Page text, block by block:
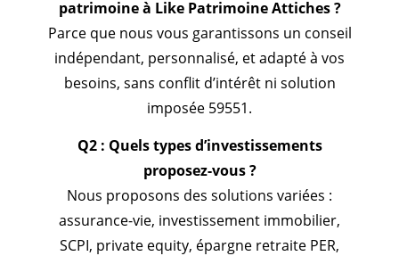
patrimoine à Like Patrimoine Attiches ?
Parce que nous vous garantissons un conseil
indépendant, personnalisé, et adapté à vos
besoins, sans conflit d’intérêt ni solution
imposée 59551.
Q2 : Quels types d’investissements
proposez-vous ?
Nous proposons des solutions variées :
assurance-vie, investissement immobilier,
SCPI, private equity, épargne retraite PER,